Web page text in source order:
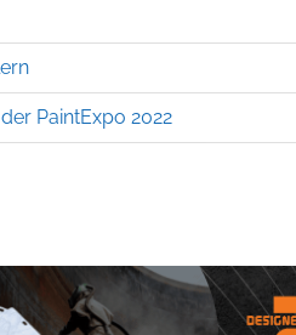
PaintExpo 2022